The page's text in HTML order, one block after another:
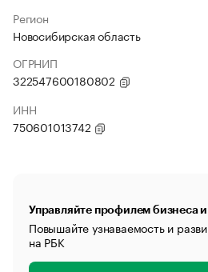
Регион
Новосибирская область
ОГРНИП
322547600180802
ИНН
750601013742
Управляйте профилем бизнеса
Повышайте узнаваемость и
на РБК